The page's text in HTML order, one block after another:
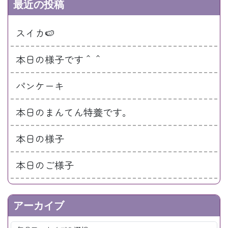
最近の投稿
スイカ🍉
本日の様子です＾＾
パンケーキ
本日のまんてん特養です。
本日の様子
本日のご様子
アーカイブ